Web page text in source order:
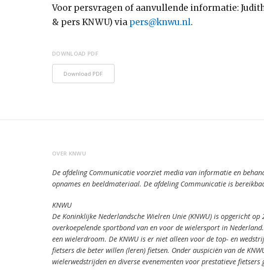
Voor persvragen of aanvullende informatie:
& pers KNWU) via pers@knwu.nl.
DOWNLOAD PDF
Download PDF
OVER KNWU
De afdeling Communicatie voorziet media van informatie en
opnames en beeldmateriaal. De afdeling Communicatie is
KNWU
De Koninklijke Nederlandsche Wielren Unie (KNWU) is opgericht
overkoepelende sportbond van en voor de wielersport in Nederland.
een wielerdroom. De KNWU is er niet alleen voor de top- en
fietsers die beter willen (leren) fietsen. Onder auspiciën van de
wielerwedstrijden en diverse evenementen voor prestatieve fietsers